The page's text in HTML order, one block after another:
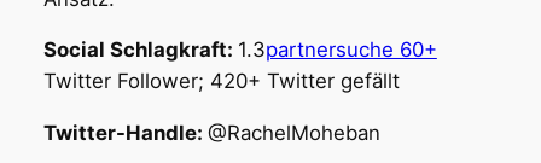
Social Schlagkraft: 1.3partnersuche 60+
Twitter Follower; 420+ Twitter gefällt
Twitter-Handle: @RachelMoheban